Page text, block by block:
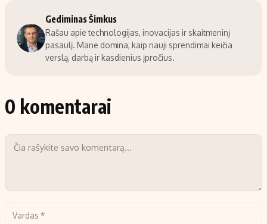
Gediminas Šimkus
Rašau apie technologijas, inovacijas ir skaitmeninį
pasaulį. Mane domina, kaip nauji sprendimai keičia
verslą, darbą ir kasdienius įpročius.
0 komentarai